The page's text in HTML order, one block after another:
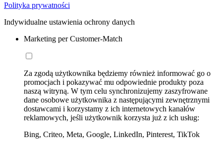
Polityka prywatności
Indywidualne ustawienia ochrony danych
Marketing per Customer-Match
Za zgodą użytkownika będziemy również informować go o
promocjach i pokazywać mu odpowiednie produkty poza
naszą witryną. W tym celu synchronizujemy zaszyfrowane
dane osobowe użytkownika z następującymi zewnętrznymi
dostawcami i korzystamy z ich internetowych kanałów
reklamowych, jeśli użytkownik korzysta już z ich usług:
Bing, Criteo, Meta, Google, LinkedIn, Pinterest, TikTok